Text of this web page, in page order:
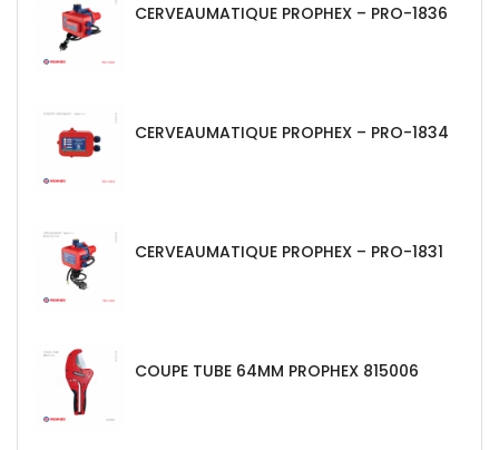
CERVEAUMATIQUE PROPHEX – PRO-1836
CERVEAUMATIQUE PROPHEX – PRO-1834
CERVEAUMATIQUE PROPHEX – PRO-1831
COUPE TUBE 64MM PROPHEX 815006